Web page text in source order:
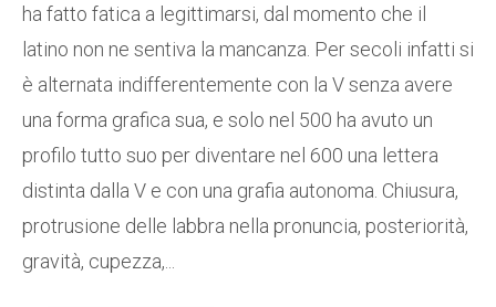
ha fatto fatica a legittimarsi, dal momento che il
latino non ne sentiva la mancanza. Per secoli infatti si
è alternata indifferentemente con la V senza avere
una forma grafica sua, e solo nel 500 ha avuto un
profilo tutto suo per diventare nel 600 una lettera
distinta dalla V e con una grafia autonoma. Chiusura,
protrusione delle labbra nella pronuncia, posteriorità,
gravità, cupezza,...